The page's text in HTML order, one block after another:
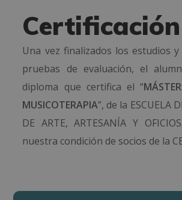
Certificación
Una vez finalizados los estudios
pruebas de evaluación, el
diploma que certifica el “
MUSICOTERAPIA”, de la ESCUELA
DE ARTE, ARTESANÍA Y
nuestra condición de socios de la